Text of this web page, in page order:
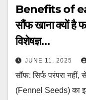
Benefits of
सौंफ खाना क्यों है
विशेषज्ञ…
JUNE 11, 2025
सौंफ: सिर्फ परंपरा
(Fennel Seeds) का